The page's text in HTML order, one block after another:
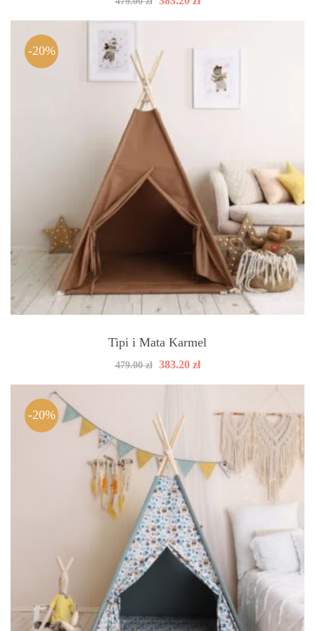
wynosiła:wynosi:
-20%
Tipi i Mata Karmel
479.00zł
Pierwotna
wynosiła:
383.20 złAktualna
wynosi:
-20%